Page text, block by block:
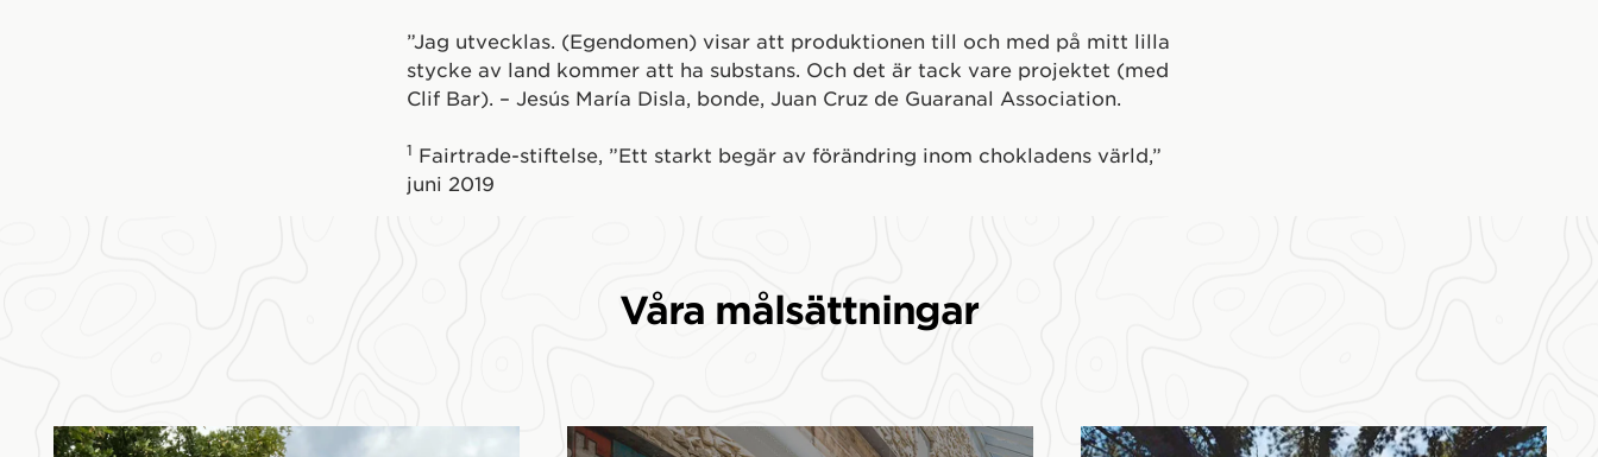
”Jag utvecklas. (Egendomen) visar att produktionen till och med på mitt lilla
stycke av land kommer att ha substans. Och det är tack vare projektet (med
Clif Bar). – Jesús María Disla, bonde, Juan Cruz de Guaranal Association.
1 Fairtrade-stiftelse, ”Ett starkt begär av förändring inom chokladens värld,”
juni 2019
Våra målsättningar